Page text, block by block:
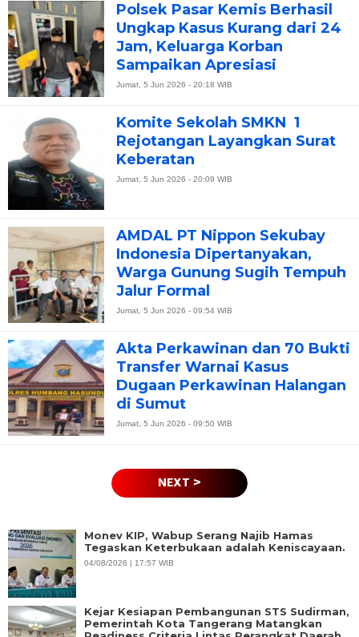
Monev KIP, Wabup Serang Najib Hamas
Tegaskan Keterbukaan adalah Keniscayaan.
04/08/2026 | 17:57 WIB
Kejar Kesiapan Pembangunan STS Sudirman,
Pemerintah Kota Tangerang Matangkan
Polsek Pasar Kemis Berhasil
Ungkap Kasus Kurang dari 24
Jam, Keluarga Korban
Sampaikan Apresiasi
Jumat, 5 Jun 2026 - 20:18 WIB
Komite Sekolah SMKN 1
Rejotangan Layangkan Surat
Keberatan
Jumat, 5 Jun 2026 - 20:09 WIB
AMDAL PT Nippon Sekubay
Indonesia Dipertanyakan,
Warga Gunung Sugih Tempuh
Jalur Formal
Jumat, 5 Jun 2026 - 09:54 WIB
Akta Perkawinan dan 70 Bukti
Transfer Warnai Kasus
Dugaan Perkawinan Halangan
di Sumut
Jumat, 5 Jun 2026 - 09:50 WIB
NEXT >